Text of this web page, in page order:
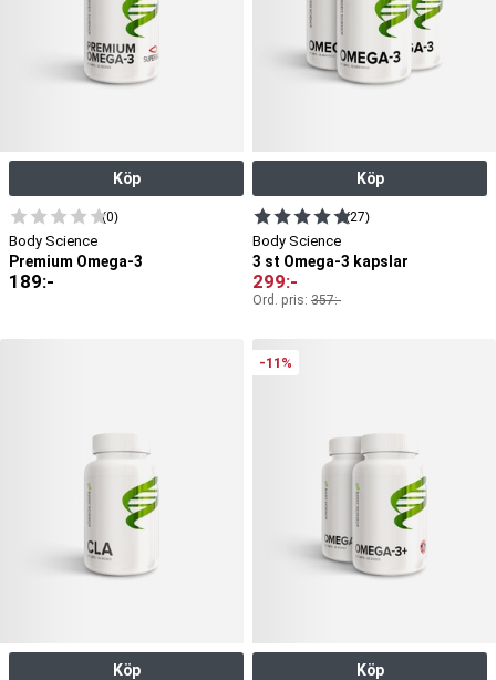
Köp
(0)
Body Science
Premium Omega-3
189:-
Köp
(27)
Body Science
3 st Omega-3 kapslar
299:-
Ord. pris: 357:-
Köp
-11%
Köp